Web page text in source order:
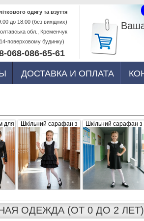
ДОСТАВКА И ОПЛАТА
одягу та взуття
до 18:00 (без вихідних)
обл., Кременчук
поверховому будинку)
068-086-65-61
для
Шкільний сарафан з
рюшами, чорний
Шкільний сарафан з
брошкою, чорний
ОДЕЖДА (ОТ 0 ДО 2 ЛЕТ)